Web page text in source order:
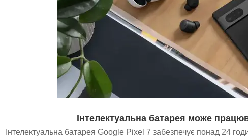
Інтелектуальна батарея може
Інтелектуальна батарея Google Pixel 7 забезпечує понад 24